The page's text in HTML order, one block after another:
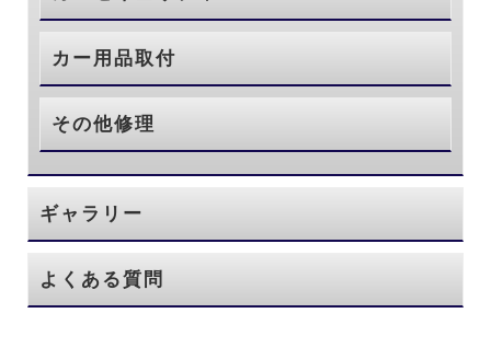
カー用品取付
その他修理
ギャラリー
よくある質問